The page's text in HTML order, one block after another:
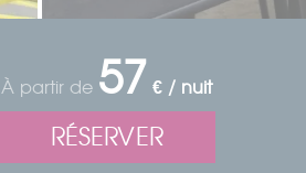
À partir de 57 € / nuit
RÉSERVER